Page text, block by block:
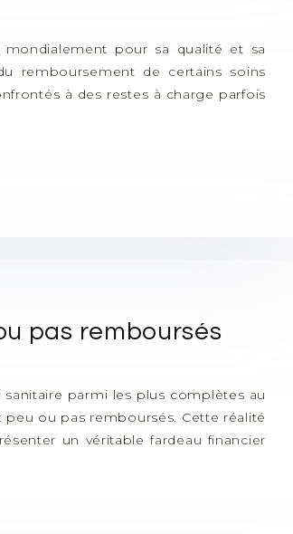
pour sa qualité et sa
remboursement de certains soins
à des restes à charge parfois
pas remboursés
sanitaire parmi les plus complètes au
ou pas remboursés. Cette réalité
un véritable fardeau financier